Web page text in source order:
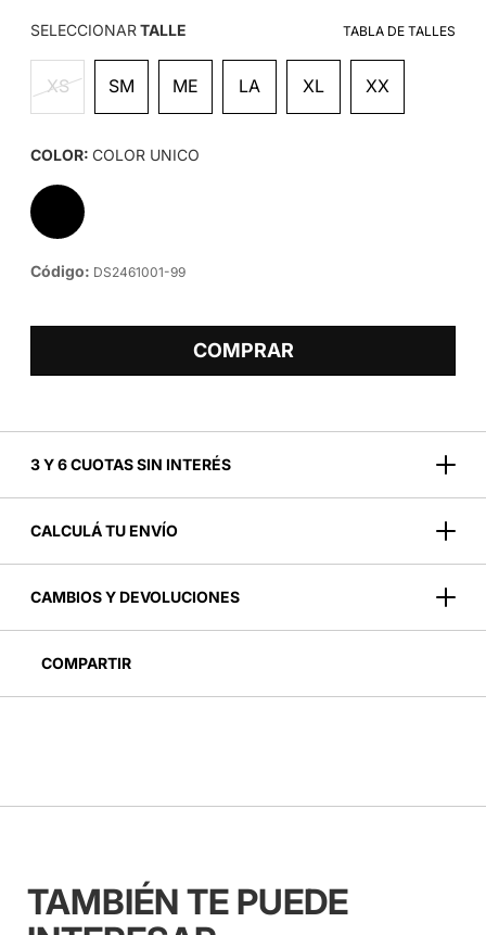
TABLA DE TALLES
SELECCIONARTALLE
XS SM ME LA XL XX
COLOR: COLOR UNICO
Código: DS2461001-99
COMPRAR
3 Y 6 CUOTAS SIN INTERÉS
CALCULÁ TU ENVÍO
CAMBIOS Y DEVOLUCIONES
COMPARTIR
TAMBIÉN TE PUEDE